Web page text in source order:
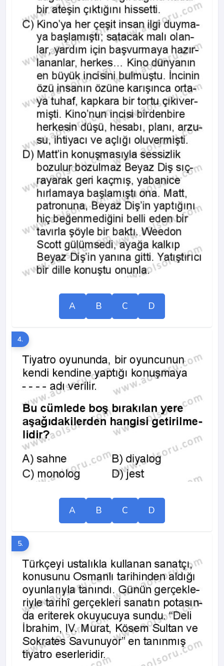
A B C D
4.
A B C D
5.